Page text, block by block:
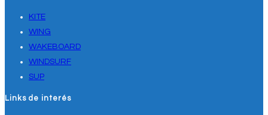
KITE
WING
WAKEBOARD
WINDSURF
SUP
Links de interés